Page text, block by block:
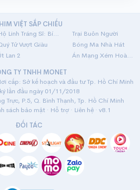
VIỆT SẮP CHIẾU
Hộ Linh Tráng Sĩ: Bí Ẩn Mộ Vua Đinh
Trại Buôn Người
Tử Vượt Giàu
Bóng Ma Nhà Hát
Lan 2
Án Mạng Xém Hoàn Hảo
TY TNHH MONET
cấp: Sở kế hoạch và đầu tư Tp. Hồ Chí Minh
lần đầu ngày 01/11/2018
Trực, P.5, Q. Bình Thạnh, Tp. Hồ Chí Minh
sách bảo mật · Hỗ trợ · Liên hệ · v8.1
ĐỐI TÁC